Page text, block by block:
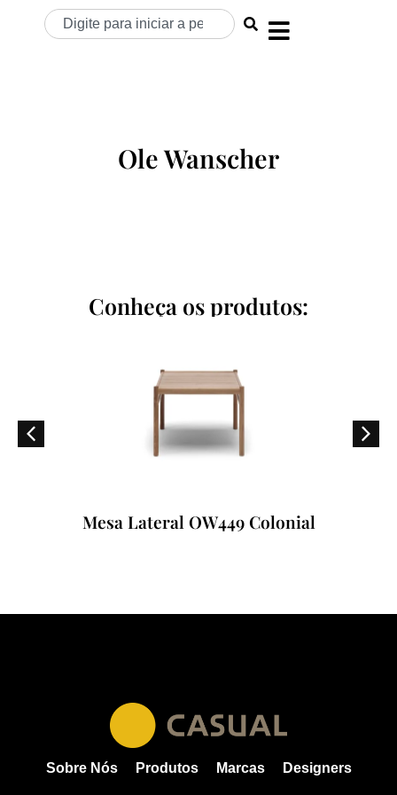
Ole Wanscher
Conheça os produtos:
Mesa Lateral OW449 Colonial
Sobre Nós Produtos Marcas Designers